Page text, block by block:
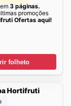
3 páginas.
promoções
Ofertas aqui!
folheto
Hortifruti